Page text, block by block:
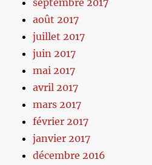
août 2017
juillet 2017
juin 2017
mai 2017
avril 2017
mars 2017
février 2017
janvier 2017
décembre 2016